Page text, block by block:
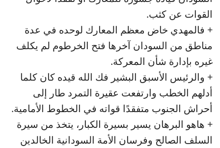
القوات عن كثب.
+ فالمهدي خاض معظم المعارك لوحده في عدة
مناطق من السودان آخرها فتح الخرطوم لم يكلف
غيره بإدارة شأن المعركة.
+ والرئيس الأسبق البشير فك الله قيده كان كلما
أدلهم الخطب وارتفعت عقيرة التمرد طار إلى
أحراش الجنوب متفقدًا قواته في الخطوط الأمامية.
+ هاهو البرهان يسير بسيرة الكبار، يتخذ من سيرة
السلف الصالح وفرسان الأمة السودانية الخالدين